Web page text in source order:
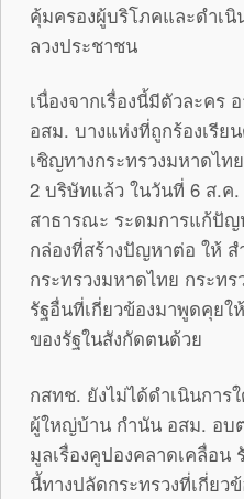
คุ้มครองผู้บริโภคและดำเนิ
ลวงประชาชน
เนื่องจากเรื่องนี้มีตัวละค
อสม. บางแห่งที่ถูกร้องเรีย
เชิญทางกระทรวงมหาดไท
2 บริษัทแล้ว ในวันที่ 6 ส.ค
สาธารณะ ระดมการแก้ปัญ
กล่องที่สร้างปัญหาต่อ ให้
กระทรวงมหาดไทย กระท
รัฐอื่นที่เกี่ยวข้องมาพูดคุยใ
ของรัฐในสังกัดตนด้วย
กสทช. ยังไม่ได้ดำเนินการ
ผู้ใหญ่บ้าน กำนัน อสม. อบ
มูลเรื่องคปองคลาดเคลื่อน
นี้ทางปลัดกระทรวงที่เกี่ยว